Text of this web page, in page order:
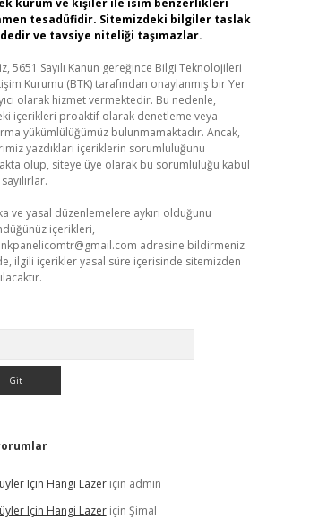
kurum ve kişiler ile isim benzerlikleri
tesadüfidir. Sitemizdeki bilgiler taslak
ve tavsiye niteliği taşımazlar.
5651 Sayılı Kanun gereğince Bilgi Teknolojileri
Kurumu (BTK) tarafından onaylanmış bir Yer
olarak hizmet vermektedir. Bu nedenle,
içerikleri proaktif olarak denetleme veya
yükümlülüğümüz bulunmamaktadır. Ancak,
yazdıkları içeriklerin sorumluluğunu
olup, siteye üye olarak bu sorumluluğu kabul
ve yasal düzenlemelere aykırı olduğunu
içerikleri,
adresine bildirmeniz
ilgili içerikler yasal süre içerisinde sitemizden
Için Hangi Lazeriçin admin
Için Hangi Lazeriçin Şimal